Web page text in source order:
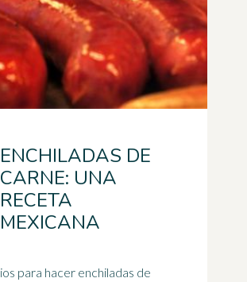
ENCHILADAS DE
CARNE: UNA
RECETA
MEXICANA
ios para hacer enchiladas de